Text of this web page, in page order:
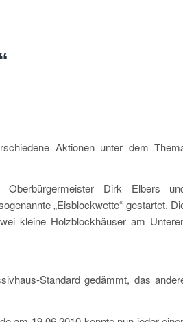
Aktionen unter dem
Dirk Elbers
„Eisblockwette“ gestartet.
kleine Holzblockhäuser am
Standard gedämmt, das